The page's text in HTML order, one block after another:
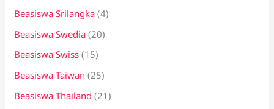
Beasiswa Srilangka (4)
Beasiswa Swedia (20)
Beasiswa Swiss (15)
Beasiswa Taiwan (25)
Beasiswa Thailand (21)